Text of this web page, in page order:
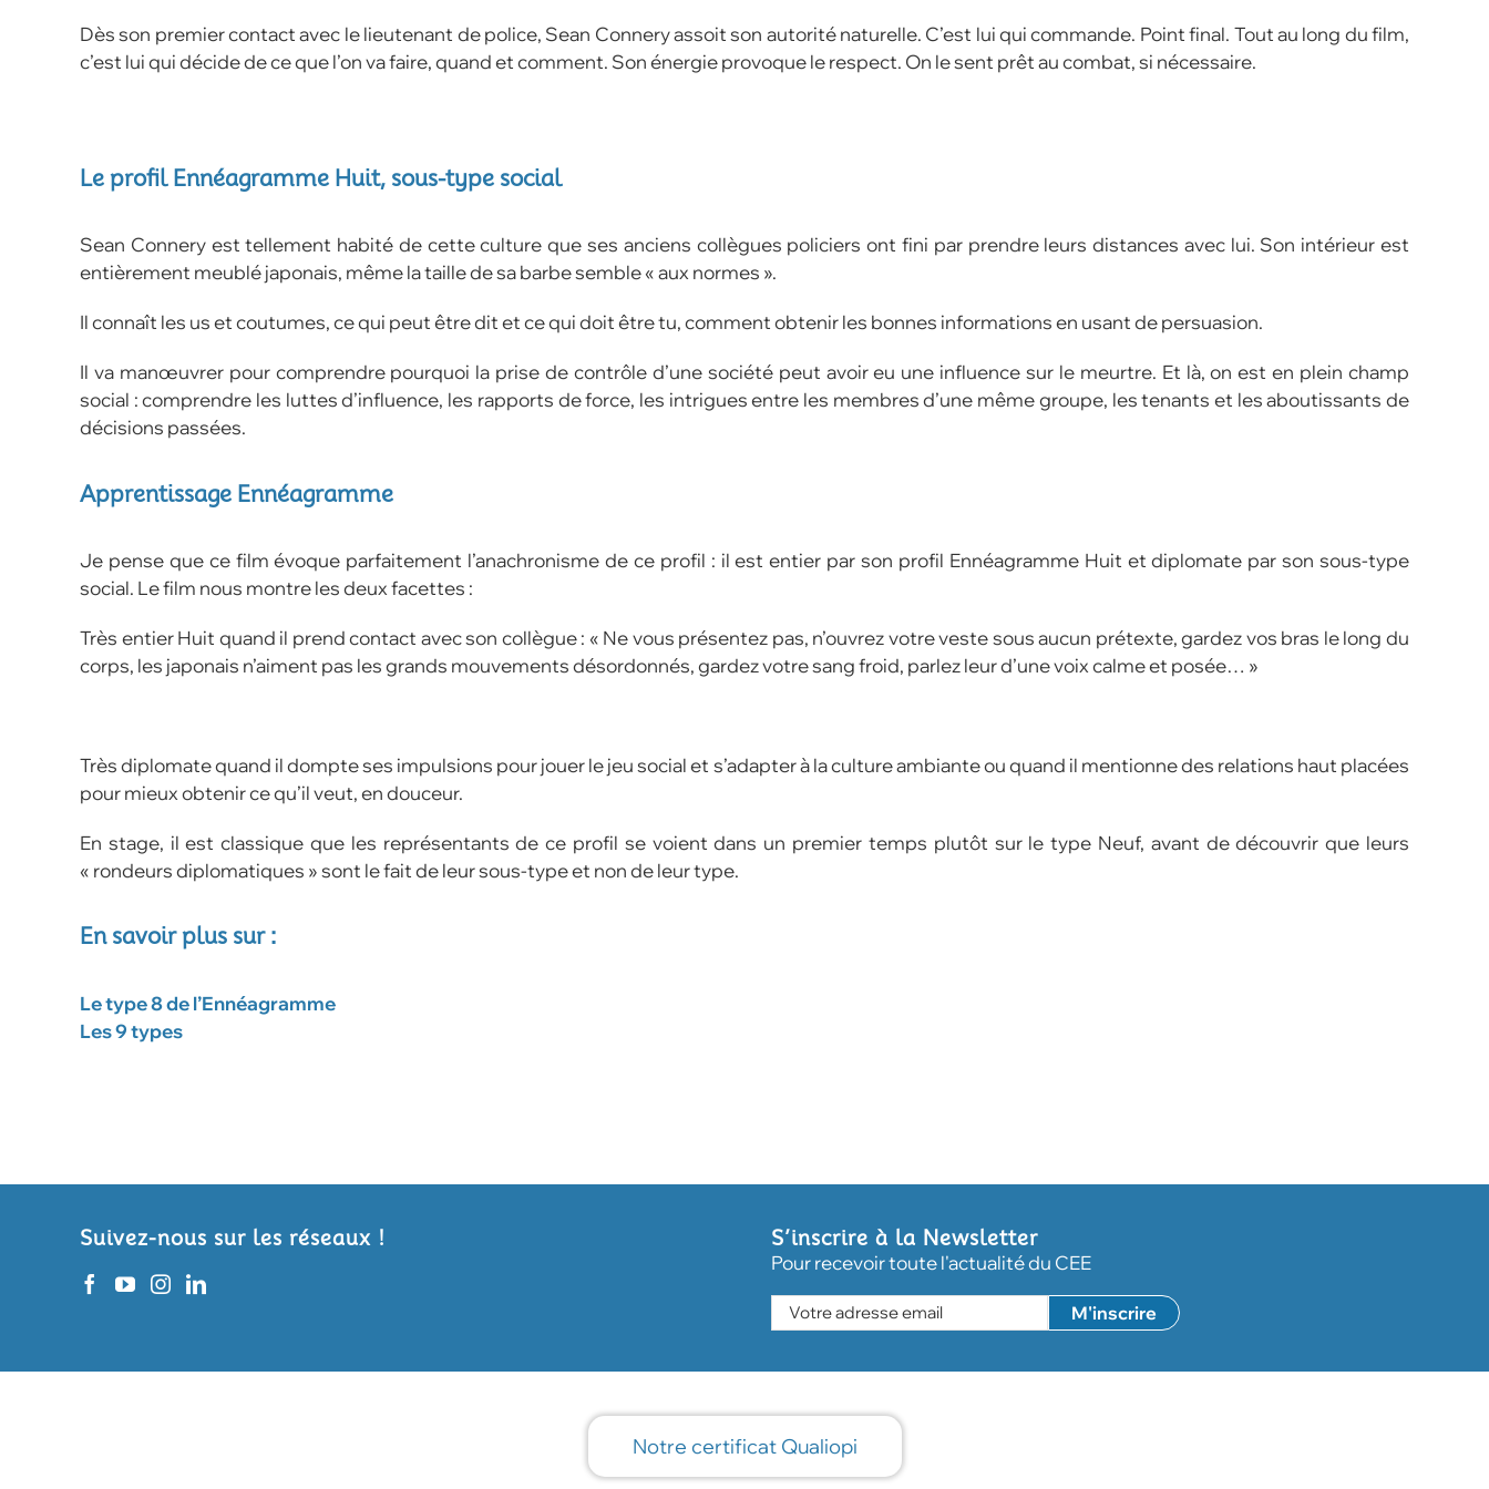
Dès son premier contact avec le lieutenant de police, Sean Connery assoit son autorité naturelle. C’est lui qui commande. Point final. Tout au long du film,
c’est lui qui décide de ce que l’on va faire, quand et comment. Son énergie provoque le respect. On le sent prêt au combat, si nécessaire.
Le profil Ennéagramme Huit, sous-type social
Sean Connery est tellement habité de cette culture que ses anciens collègues policiers ont fini par prendre leurs distances avec lui. Son intérieur est
entièrement meublé japonais, même la taille de sa barbe semble « aux normes ».
Il connaît les us et coutumes, ce qui peut être dit et ce qui doit être tu, comment obtenir les bonnes informations en usant de persuasion.
Il va manœuvrer pour comprendre pourquoi la prise de contrôle d’une société peut avoir eu une influence sur le meurtre. Et là, on est en plein champ
social : comprendre les luttes d’influence, les rapports de force, les intrigues entre les membres d’une même groupe, les tenants et les aboutissants de
décisions passées.
Apprentissage Ennéagramme
Je pense que ce film évoque parfaitement l’anachronisme de ce profil : il est entier par son profil Ennéagramme Huit et diplomate par son sous-type
social. Le film nous montre les deux facettes :
Très entier Huit quand il prend contact avec son collègue : « Ne vous présentez pas, n’ouvrez votre veste sous aucun prétexte, gardez vos bras le long du
corps, les japonais n’aiment pas les grands mouvements désordonnés, gardez votre sang froid, parlez leur d’une voix calme et posée… »
Très diplomate quand il dompte ses impulsions pour jouer le jeu social et s’adapter à la culture ambiante ou quand il mentionne des relations haut placées
pour mieux obtenir ce qu’il veut, en douceur.
En stage, il est classique que les représentants de ce profil se voient dans un premier temps plutôt sur le type Neuf, avant de découvrir que leurs
« rondeurs diplomatiques » sont le fait de leur sous-type et non de leur type.
En savoir plus sur :
Le type 8 de l’Ennéagramme
Les 9 types
Suivez-nous sur les réseaux !
S’inscrire à la Newsletter
Pour recevoir toute l'actualité du CEE
Notre certificat Qualiopi